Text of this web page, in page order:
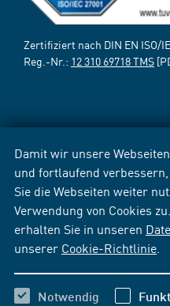
Damit wir unsere
und fortlaufend
Sie die Webseiten weiter
Verwendung von Cookies
erhalten Sie in unseren
unserer Cookie-Richtlinie
Notwendig
Zertifiziert nach DIN EN ISO/
Reg.-Nr.: 12 310 69718 TMS